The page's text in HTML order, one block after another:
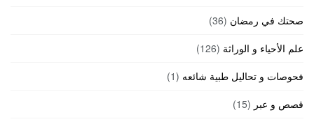
صحتك في رمضان (36)
علم الأحياء و الوراثة (126)
فحوصات و تحاليل طبية شائعه (1)
قصص و عبر (15)